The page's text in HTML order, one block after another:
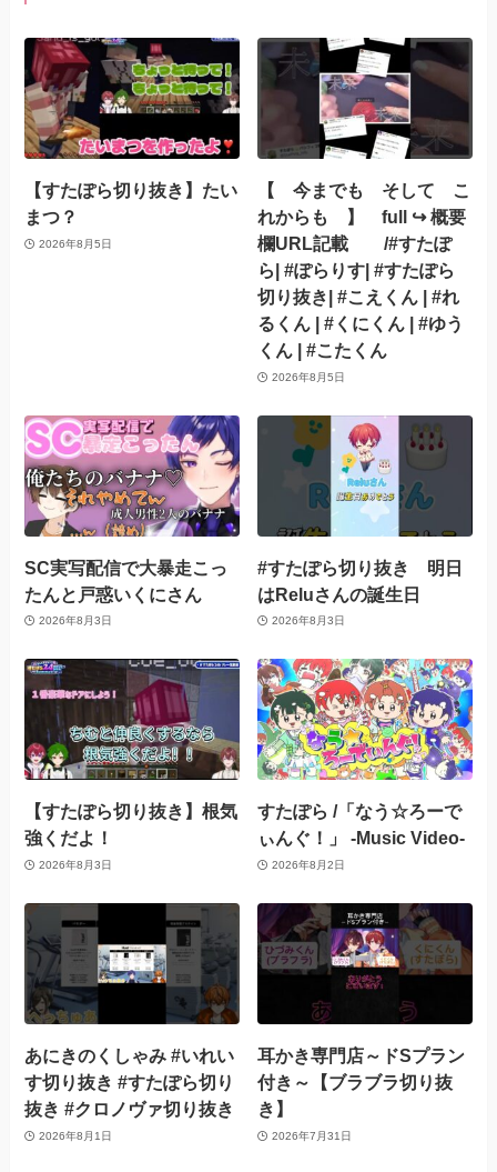
【すたぽら切り抜き】たい
まつ？
2026年8月5日
【 今までも そして こ
れからも 】 full ↪︎ 概要
欄URL記載 /#すたぽ
ら| #ぽらりす| #すたぽら
切り抜き| #こえくん | #れ
るくん | #くにくん | #ゆう
くん | #こたくん
2026年8月5日
SC実写配信で大暴走こっ
たんと戸惑いくにさん
2026年8月3日
#すたぽら切り抜き 明日
はReluさんの誕生日
2026年8月3日
【すたぽら切り抜き】根気
強くだよ！
2026年8月3日
すたぽら /「なう☆ろーで
ぃんぐ！」 -Music Video-
2026年8月2日
あにきのくしゃみ #いれい
す切り抜き #すたぽら切り
抜き #クロノヴァ切り抜き
2026年8月1日
耳かき専門店～ドSプラン
付き～【ブラブラ切り抜
き】
2026年7月31日